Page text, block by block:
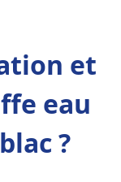
et
eau
?